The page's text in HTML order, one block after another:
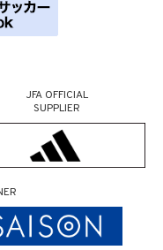
JFA OFFICIAL
SUPPLIER